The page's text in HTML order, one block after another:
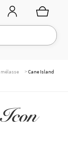
Rechercher
>Cane Island